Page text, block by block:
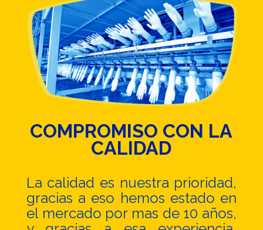
COMPROMISO CON LA
CALIDAD
La calidad es nuestra prioridad,
gracias a eso hemos estado en
el mercado por mas de 10 años,